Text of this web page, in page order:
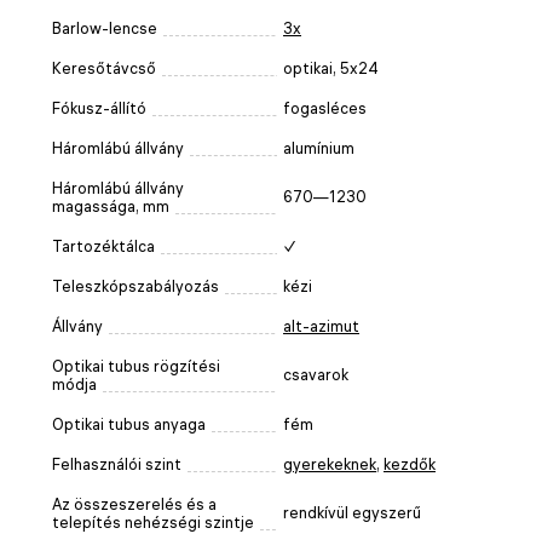
Barlow-lencse 3x
Keresőtávcső optikai, 5x24
Fókusz-állító fogasléces
Háromlábú állvány alumínium
Háromlábú állvány
magassága, mm
670—1230
Tartozéktálca ✓
Teleszkópszabályozás kézi
Állvány alt-azimut
Optikai tubus rögzítési
módja
csavarok
Optikai tubus anyaga fém
Felhasználói szint gyerekeknek, kezdők
Az összeszerelés és a
telepítés nehézségi szintje
rendkívül egyszerű